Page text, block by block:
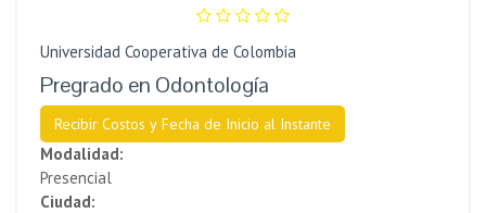
Universidad Cooperativa de Colombia
Pregrado en Odontología
Recibir Costos y Fecha de Inicio al Instante
Modalidad:
Presencial
Ciudad: